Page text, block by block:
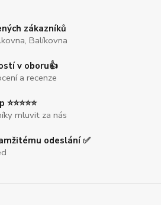
zákazníků
Balíkovna
v oboru👍
a recenze
mluvit za nás
odeslání ✅